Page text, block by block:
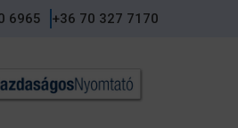
6965 +36 70 327 7170